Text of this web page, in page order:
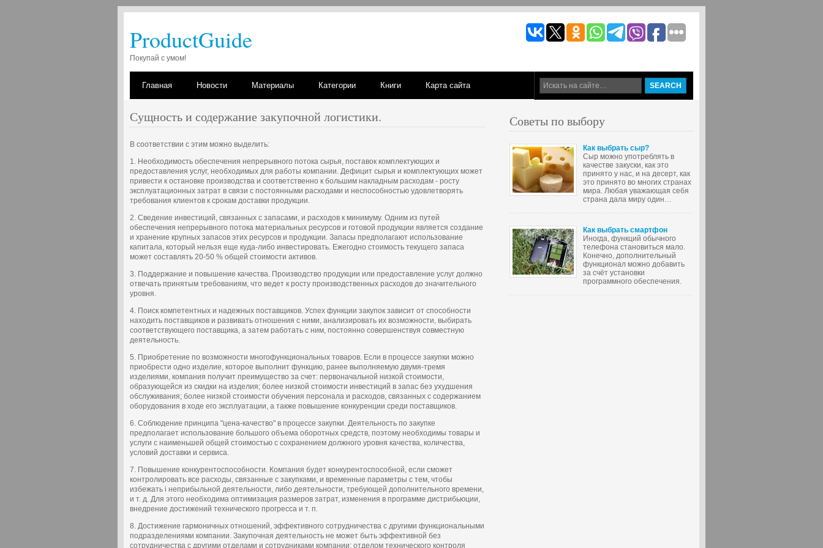
ProductGuide
Покупай с умом!
Главная Новости Материалы Категории Книги Карта сайта
Сущность и содержание закупочной логистики.
В соответствии с этим можно выделить:
1. Необходимость обеспечения непрерывного потока сырья, поставок комплектующих и
предоставления услуг, необходимых для работы компании. Дефицит сырья и комплектующих может
привести к остановке производства и соответственно к большим накладным расходам - росту
эксплуатационных затрат в связи с постоянными расходами и неспособностью удовлетворять
требования клиентов к срокам доставки продукции.
2. Сведение инвестиций, связанных с запасами, и расходов к минимуму. Одним из путей
обеспечения непрерывного потока материальных ресурсов и готовой продукции является создание
и хранение крупных запасов этих ресурсов и продукции. Запасы предполагают использование
капитала, который нельзя еще куда-либо инвестировать. Ежегодно стоимость текущего запаса
может составлять 20-50 % общей стоимости активов.
3. Поддержание и повышение качества. Производство продукции или предоставление услуг должно
отвечать принятым требованиям, что ведет к росту производственных расходов до значительного
уровня.
4. Поиск компетентных и надежных поставщиков. Успех функции закупок зависит от способности
находить поставщиков и развивать отношения с ними, анализировать их возможности, выбирать
соответствующего поставщика, а затем работать с ним, постоянно совершенствуя совместную
деятельность.
5. Приобретение по возможности многофункциональных товаров. Если в процессе закупки можно
приобрести одно изделие, которое выполнит функцию, ранее выполняемую двумя-тремя
изделиями, компания получит преимущество за счет: первоначальной низкой стоимости,
образующейся из скидки на изделия; более низкой стоимости инвестиций в запас без ухудшения
обслуживания; более низкой стоимости обучения персонала и расходов, связанных с содержанием
оборудования в ходе его эксплуатации, а также повышение конкуренции среди поставщиков.
6. Соблюдение принципа "цена-качество" в процессе закупки. Деятельность по закупке
предполагает использование большого объема оборотных средств, поэтому необходимы товары и
услуги с наименьшей общей стоимостью с сохранением должного уровня качества, количества,
условий доставки и сервиса.
7. Повышение конкурентоспособности. Компания будет конкурентоспособной, если сможет
контролировать все расходы, связанные с закупками, и временные параметры с тем, чтобы
избежать i неприбыльной деятельности, либо деятельности, требующей дополнительного времени,
и т. д. Для этого необходима оптимизация размеров затрат, изменения в программе дистрибьюции,
внедрение достижений технического прогресса и т. п.
8. Достижение гармоничных отношений, эффективного сотрудничества с другими функциональными
подразделениями компании. Закупочная деятельность не может быть эффективной без
сотрудничества с другими отделами и сотрудниками компании: отделом технического контроля
Советы по выбору
Как выбрать сыр?
Сыр можно употреблять в
качестве закуски, как это
принято у нас, и на десерт, как
это принято во многих странах
мира. Любая уважающая себя
страна дала миру один…
Как выбрать смартфон
Иногда, функций обычного
телефона становиться мало.
Конечно, дополнительный
функционал можно добавить
за счёт установки
программного обеспечения.